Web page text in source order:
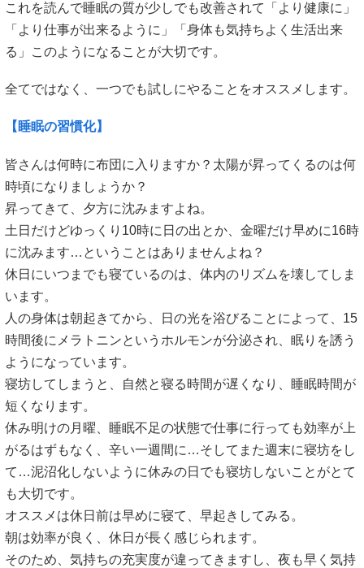
これを読んで睡眠の質が少しでも改善されて「より健康に」
「より仕事が出来るように」「身体も気持ちよく生活出来
る」このようになることが大切です。
全てではなく、一つでも試しにやることをオススメします。
【睡眠の習慣化】
皆さんは何時に布団に入りますか？太陽が昇ってくるのは何
時頃になりましょうか？
昇ってきて、夕方に沈みますよね。
土日だけどゆっくり10時に日の出とか、金曜だけ早めに16時
に沈みます…ということはありませんよね？
休日にいつまでも寝ているのは、体内のリズムを壊してしま
います。
人の身体は朝起きてから、日の光を浴びることによって、15
時間後にメラトニンというホルモンが分泌され、眠りを誘う
ようになっています。
寝坊してしまうと、自然と寝る時間が遅くなり、睡眠時間が
短くなります。
休み明けの月曜、睡眠不足の状態で仕事に行っても効率が上
がるはずもなく、辛い一週間に…そしてまた週末に寝坊をし
て…泥沼化しないように休みの日でも寝坊しないことがとて
も大切です。
オススメは休日前は早めに寝て、早起きしてみる。
朝は効率が良く、休日が長く感じられます。
そのため、気持ちの充実度が違ってきますし、夜も早く気持